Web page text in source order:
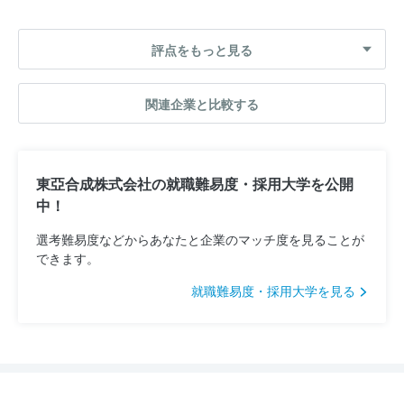
評点をもっと見る
関連企業と比較する
東亞合成株式会社の就職難易度・採用大学を公開
中！
選考難易度などからあなたと企業のマッチ度を見ることが
できます。
就職難易度・採用大学を見る